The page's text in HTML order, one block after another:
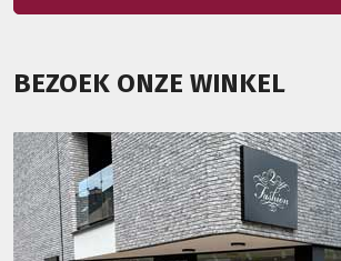
BEZOEK ONZE WINKEL